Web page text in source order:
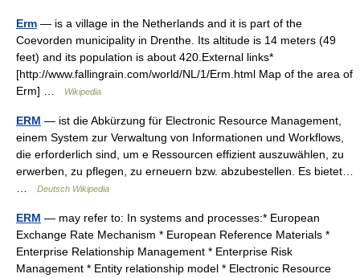
Erm — is a village in the Netherlands and it is part of the
Coevorden municipality in Drenthe. Its altitude is 14 meters (49
feet) and its population is about 420.External links*
[http://www.fallingrain.com/world/NL/1/Erm.html Map of the area of
Erm] …
Wikipedia
ERM — ist die Abkürzung für Electronic Resource Management,
einem System zur Verwaltung von Informationen und Workflows,
die erforderlich sind, um e Ressourcen effizient auszuwählen, zu
erwerben, zu pflegen, zu erneuern bzw. abzubestellen. Es bietet…
Deutsch Wikipedia
ERM — may refer to: In systems and processes:* European
Exchange Rate Mechanism * European Reference Materials *
Enterprise Relationship Management * Enterprise Risk
Management * Entity relationship model * Electronic Resource